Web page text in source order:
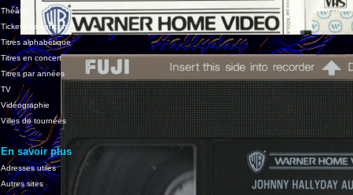
Théâtre
Tickets de concert
Titres alphabétique
Titres en concert
Titres par années
TV
Vidéographie
Villes de tournées
En savoir plus
Adresses utiles
Autres sites